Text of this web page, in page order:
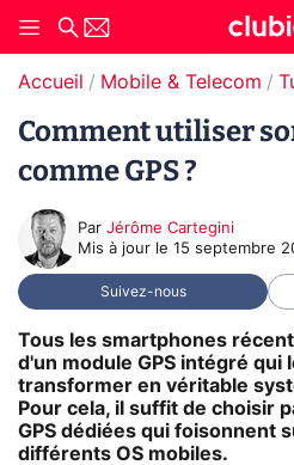
Accueil Mobile & Telecom
Comment utiliser
comme GPS ?
Par Jérôme Cartegini
Mis à jour le 15 septembre
Suivez-nous
Tous les smartphones
d'un module GPS intégré qui
transformer en véritable
Pour cela, il suffit de choisir
GPS dédiées qui foisonnent
différents OS mobiles.